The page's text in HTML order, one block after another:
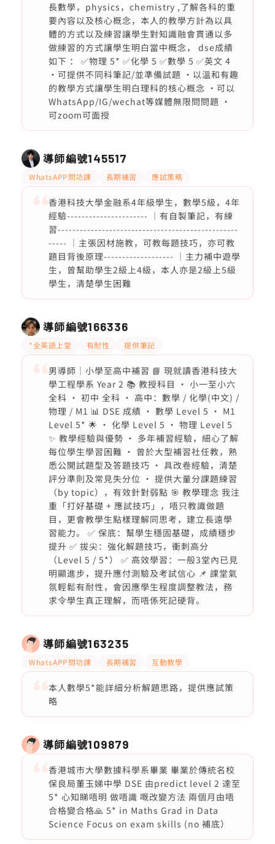
長數學，physics，chemistry ,了解各科的重
要內容以及核心概念，本人的教學方計為以具
體的方式以及練習讓學生對知識融會貫通以多
做練習的方式讓學生明白當中概念， dse成績
如下 ： ✅物理 5* ✅化學 5 ✅數學 5 ✅英文 4
·可提供不同科筆記/並準備試題 ·以溫和有趣
的教學方式讓學生明白理科的核心概念 ·可以
WhatsApp/IG/wechat等媒體無限問問題 ·
可zoom可面授
導師編號145517
WhatsAPP問功課 長期補習 應試策略
香港科技大學金融系4年級學生，數學5級，4年
經驗---------------------- ｜有自製筆記，有練
習-------------------------------------------------
----- ｜主張因材施教，可教每題技巧，亦可教
題目背後原理------------------- ｜主力補中遊學
生，曾幫助學生2級上4級，本人亦是2級上5級
學生，清楚學生困難
導師編號166336
*全英語上堂 有耐性 提供筆記
男導師｜小學至高中補習 📘 現就讀香港科技大
學工程學系 Year 2 📚 教授科目 • 小一至小六
全科 • 初中 全科 • 高中：數學 / 化學(中文) /
物理 / M1 📊 DSE 成績 • 數學 Level 5 • M1
Level 5* 🌟 • 化學 Level 5 • 物理 Level 5
✨ 教學經驗與優勢 • 多年補習經驗，細心了解
每位學生學習困難 • 曾於大型補習社任教，熟
悉公開試題型及答題技巧 • 具改卷經驗，清楚
評分準則及常見失分位 • 提供大量分課題練習
（by topic），有效針對弱點 🎯 教學理念 我注
重「打好基礎 + 應試技巧」，唔只教識做題
目，更會教學生點樣理解同思考，建立長遠學
習能力。 ✅ 保底：幫學生穩固基礎，成績穩步
提升 ✅ 拔尖：強化解題技巧，衝刺高分
（Level 5 / 5*） ✅ 高效學習：一般3堂內已見
明顯進步，提升應付測驗及考試信心 📌 課堂氣
氛輕鬆有耐性，會因應學生程度調整教法，務
求令學生真正理解，而唔係死記硬背。
導師編號163235
WhatsAPP問功課 長期補習 互動教學
本人數學5*能詳細分析解題思路，提供應試策
略
導師編號109879
香港城市大學數據科學系畢業 畢業於傳統名校
保良局董玉娣中學 DSE 由predict level 2 達至
5* 心知睇唔明 做唔識 嘅改變方法 兩個月由唔
合格變合格🙏 5* in Maths Grad in Data
Science Focus on exam skills (no 補底）